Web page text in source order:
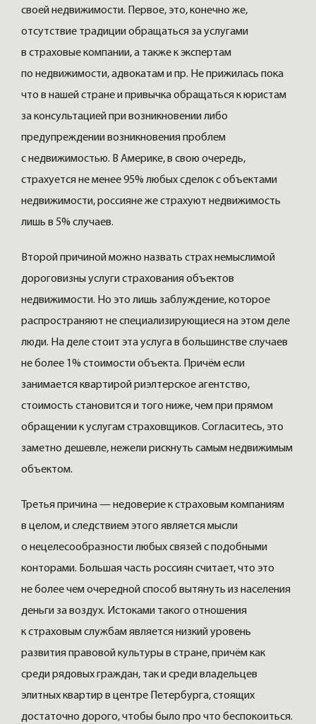
своей недвижимости. Первое, это, конечно же,
отсутствие традиции обращаться за услугами
в страховые компании, а также к экспертам
по недвижимости, адвокатам и пр. Не прижилась пока
что в нашей стране и привычка обращаться к юристам
за консультацией при возникновении либо
предупреждении возникновения проблем
с недвижимостью. В Америке, в свою очередь,
страхуется не менее 95% любых сделок с объектами
недвижимости, россияне же страхуют недвижимость
лишь в 5% случаев.
Второй причиной можно назвать страх немыслимой
дороговизны услуги страхования объектов
недвижимости. Но это лишь заблуждение, которое
распространяют не специализирующиеся на этом деле
люди. На деле стоит эта услуга в большинстве случаев
не более 1% стоимости объекта. Причём если
занимается квартирой риэлтерское агентство,
стоимость становится и того ниже, чем при прямом
обращении к услугам страховщиков. Согласитесь, это
заметно дешевле, нежели рискнуть самым недвижимым
объектом.
Третья причина — недоверие к страховым компаниям
в целом, и следствием этого является мысли
о нецелесообразности любых связей с подобными
конторами. Большая часть россиян считает, что это
не более чем очередной способ вытянуть из населения
деньги за воздух. Истоками такого отношения
к страховым службам является низкий уровень
развития правовой культуры в стране, причём как
среди рядовых граждан, так и среди владельцев
элитных квартир в центре Петербурга, стоящих
достаточно дорого, чтобы было про что беспокоиться.